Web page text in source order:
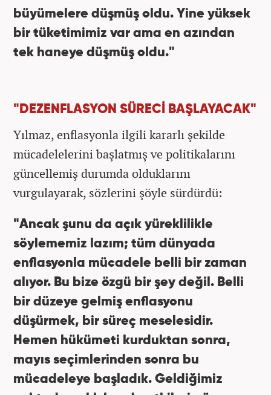
büyümelere düşmüş oldu. Yine yüksek
bir tüketimimiz var ama en azından
tek haneye düşmüş oldu."
"DEZENFLASYON SÜRECİ BAŞLAYACAK"
Yılmaz, enflasyonla ilgili kararlı şekilde
mücadelelerini başlatmış ve politikalarını
güncellemiş durumda olduklarını
vurgulayarak, sözlerini şöyle sürdürdü:
"Ancak şunu da açık yüreklilikle
söylememiz lazım; tüm dünyada
enflasyonla mücadele belli bir zaman
alıyor. Bu bize özgü bir şey değil. Belli
bir düzeye gelmiş enflasyonu
düşürmek, bir süreç meselesidir.
Hemen hükümeti kurduktan sonra,
mayıs seçimlerinden sonra bu
mücadeleye başladık. Geldiğimiz